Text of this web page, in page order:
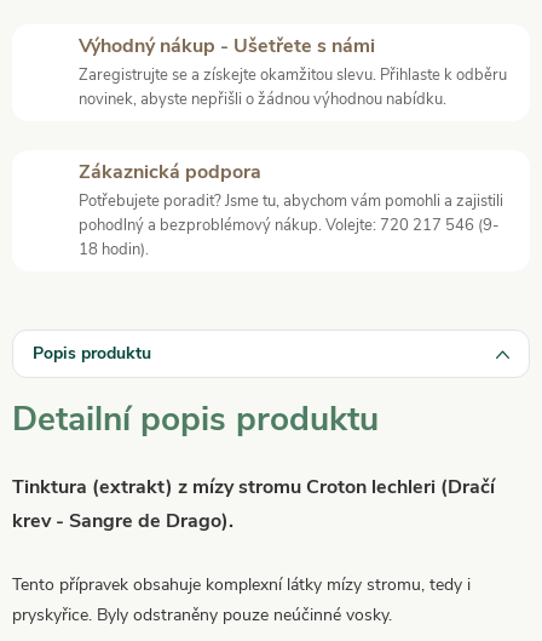
Výhodný nákup - Ušetřete s námi
Zaregistrujte se a získejte okamžitou slevu. Přihlaste k odběru
novinek, abyste nepřišli o žádnou výhodnou nabídku.
Zákaznická podpora
Potřebujete poradit? Jsme tu, abychom vám pomohli a zajistili
pohodlný a bezproblémový nákup. Volejte: 720 217 546 (9-
18 hodin).
Popis produktu
Detailní popis produktu
Tinktura (extrakt) z mízy stromu Croton lechleri (Dračí
krev - Sangre de Drago).
Tento přípravek obsahuje komplexní látky mízy stromu, tedy i
pryskyřice. Byly odstraněny pouze neúčinné vosky.